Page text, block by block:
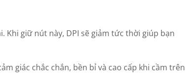
Khi giữ nút này, DPI sẽ giảm tức thời giúp bạn
giác chắc chắn, bền bỉ và cao cấp khi cầm trên